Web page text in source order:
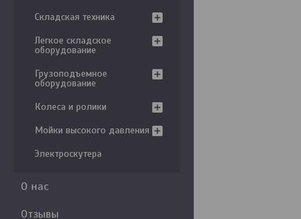
Складская техника
Легкое складское
оборудование
Грузоподъемное
оборудование
Колеса и ролики
Мойки высокого давления
Электроскутера
О нас
Отзывы